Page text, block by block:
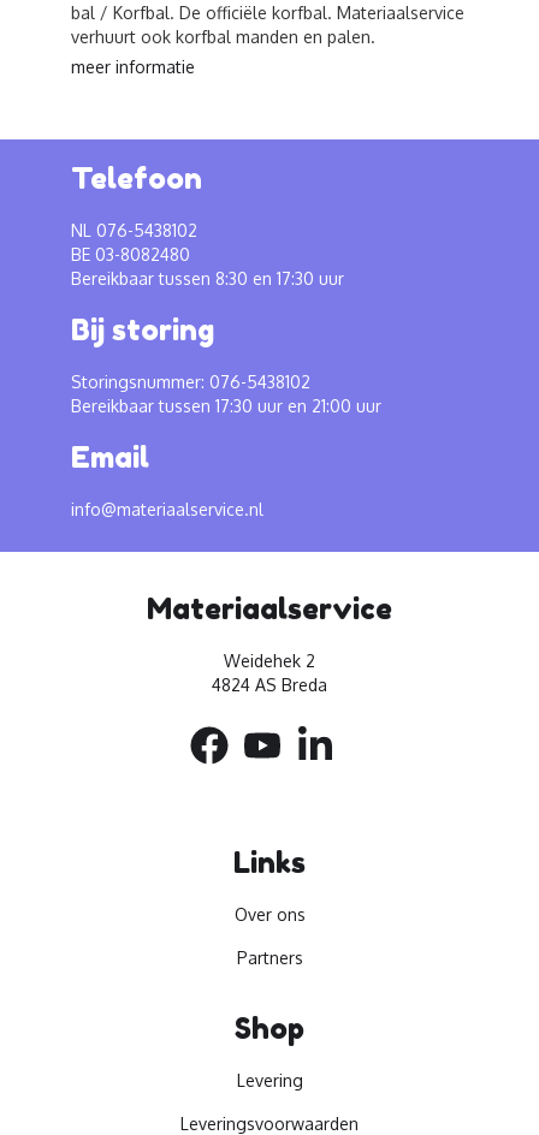
bal / Korfbal. De officiële korfbal. Materiaalservice
verhuurt ook korfbal manden en palen.
meer informatie
Telefoon
NL 076-5438102
BE 03-8082480
Bereikbaar tussen 8:30 en 17:30 uur
Bij storing
Storingsnummer: 076-5438102
Bereikbaar tussen 17:30 uur en 21:00 uur
Email
info@materiaalservice.nl
Materiaalservice
Weidehek 2
4824 AS Breda
Links
Over ons
Partners
Shop
Levering
Leveringsvoorwaarden